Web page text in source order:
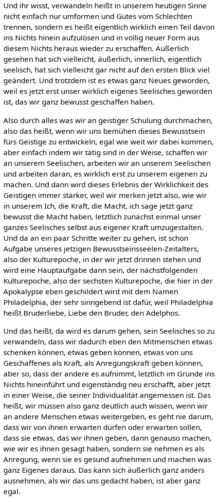
Und ihr wisst, verwandeln heißt in unserem heutigen Sinne
nicht einfach nur umformen und Gutes vom Schlechten
trennen, sondern es heißt eigentlich wirklich einen Teil davon
ins Nichts hinein aufzulösen und in völlig neuer Form aus
diesem Nichts heraus wieder zu erschaffen. Äußerlich
gesehen hat sich vielleicht, äußerlich, innerlich, eigentlich
seelisch, hat sich vielleicht gar nicht auf den ersten Blick viel
geändert. Und trotzdem ist es etwas ganz Neues geworden,
weil es jetzt erst unser wirklich eigenes Seelisches geworden
ist, das wir ganz bewusst geschaffen haben.
Also durch alles was wir an geistiger Schulung durchmachen,
also das heißt, wenn wir uns bemühen dieses Bewusstsein
fürs Geistige zu entwickeln, egal wie weit wir dabei kommen,
aber einfach indem wir tätig sind in der Weise, schaffen wir
an unserem Seelischen, arbeiten wir an unserem Seelischen
und arbeiten daran, es wirklich erst zu unserem eigenen zu
machen. Und dann wird dieses Erlebnis der Wirklichkeit des
Geistigen immer stärker, weil wir merken jetzt also, wie wir
in unserem Ich, die Kraft, die Macht, ich sage jetzt ganz
bewusst die Macht haben, letztlich zunächst einmal unser
ganzes Seelisches selbst aus eigener Kraft umzugestalten.
Und da an ein paar Schritte weiter zu gehen, ist schon
Aufgabe unseres jetzigen Bewusstseinsseelen-Zeitalters,
also der Kulturepoche, in der wir jetzt drinnen stehen und
wird eine Hauptaufgabe dann sein, der nächstfolgenden
Kulturepoche, also der sechsten Kulturepoche, die hier in der
Apokalypse eben geschildert wird mit dem Namen
Philadelphia, der sehr sinngebend ist dafür, weil Philadelphia
heißt Bruderliebe, Liebe den Bruder, den Adelphos.
Und das heißt, da wird es darum gehen, sein Seelisches so zu
verwandeln, dass wir dadurch eben den Mitmenschen etwas
schenken können, etwas geben können, etwas von uns
Geschaffenes als Kraft, als Anregungskraft geben können,
aber so, dass der andere es aufnimmt, letztlich im Grunde ins
Nichts hineinführt und eigenständig neu erschafft, aber jetzt
in einer Weise, die seiner Individualität angemessen ist. Das
heißt, wir müssen also ganz deutlich auch wissen, wenn wir
an andere Menschen etwas weitergeben, es geht nie darum,
dass wir von ihnen erwarten dürfen oder erwarten sollen,
dass sie etwas, das wir ihnen geben, dann genauso machen,
wie wir es ihnen gesagt haben, sondern sie nehmen es als
Anregung, wenn sie es gesund aufnehmen und machen was
ganz Eigenes daraus. Das kann sich äußerlich ganz anders
ausnehmen, als wir das uns gedacht haben, ist aber ganz
egal.